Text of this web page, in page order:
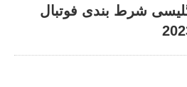
شرط بندی فوتبال